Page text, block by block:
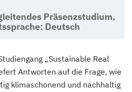
Präsenzstudium,
Deutsch
„Sustainable Real
Antworten auf die Frage, wie
klimaschonend und nachhaltig